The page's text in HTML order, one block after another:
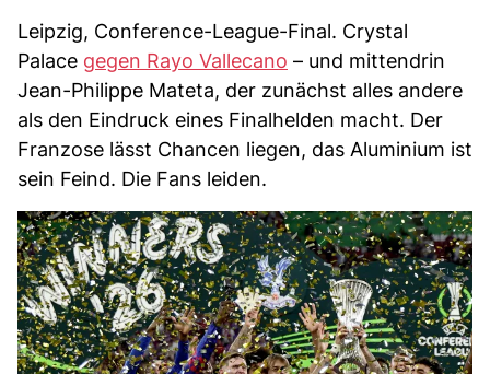
Leipzig, Conference-League-Final. Crystal
Palace gegen Rayo Vallecano – und mittendrin
Jean-Philippe Mateta, der zunächst alles andere
als den Eindruck eines Finalhelden macht. Der
Franzose lässt Chancen liegen, das Aluminium ist
sein Feind. Die Fans leiden.